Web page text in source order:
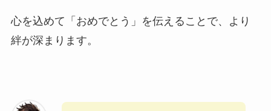
心を込めて「おめでとう」を伝えることで、より
絆が深まります。